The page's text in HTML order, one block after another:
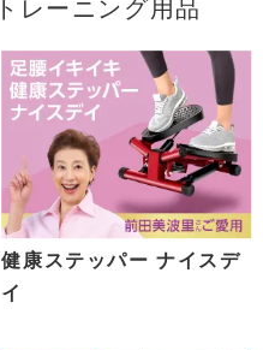
レーニング用品
健康ステッパー ナイスデ
イ